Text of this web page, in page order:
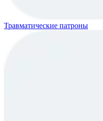
Травматические патроны